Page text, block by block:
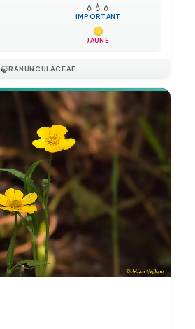
💧 💧 💧
IMPORTANT
JAUNE
🍃RANUNCULACEAE